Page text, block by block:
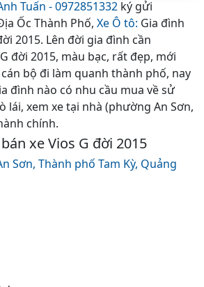
Tuấn - 0972851332 ký gửi
Ốc Thành Phố, Xe Ô tô: Gia đình
2015. Lên đời gia đình cần
đời 2015, màu bạc, rất đẹp, mới
cán bộ đi làm quanh thành phố, nay
đình nào có nhu cầu mua về sử
lái, xem xe tại nhà (phường An Sơn,
chính.
xe Vios G đời 2015
Sơn, Thành phố Tam Kỳ, Quảng